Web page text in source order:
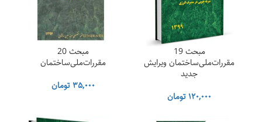
مبحث 19
مقررات‌ملی‌ساختمان ویرایش
جدید
۱۲۰,۰۰۰تومان
مبحث 20
مقررات‌ملی‌ساختمان
۳۵,۰۰۰تومان